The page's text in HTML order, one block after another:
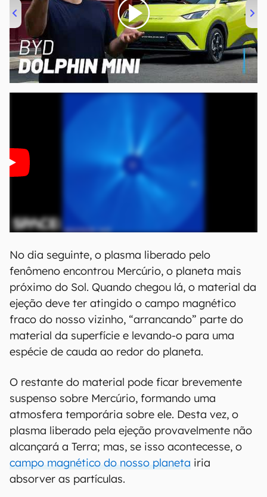
00:00/04:07
No dia seguinte, o plasma liberado pelo
fenômeno encontrou Mercúrio, o planeta mais
próximo do Sol. Quando chegou lá, o material da
ejeção deve ter atingido o campo magnético
fraco do nosso vizinho, “arrancando” parte do
material da superfície e levando-o para uma
espécie de cauda ao redor do planeta.
O restante do material pode ficar brevemente
suspenso sobre Mercúrio, formando uma
atmosfera temporária sobre ele. Desta vez, o
plasma liberado pela ejeção provavelmente não
alcançará a Terra; mas, se isso acontecesse, o
campo magnético do nosso planeta iria
absorver as partículas.